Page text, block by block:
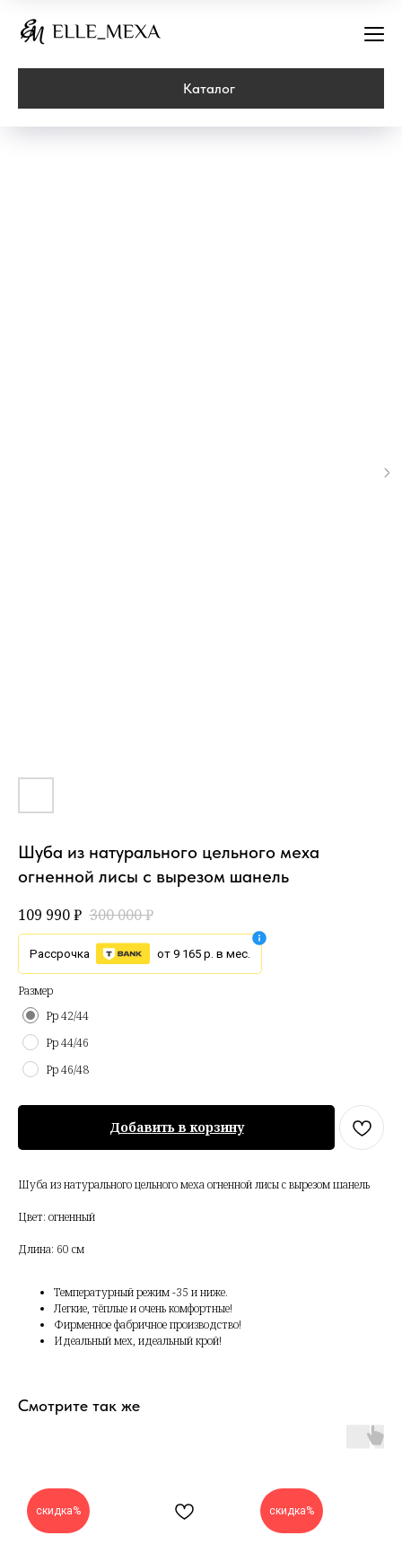
Каталог
Шуба из натурального цельного меха
огненной лисы с вырезом шанель
109 990₽ 300 000₽
Рассрочка от 9 165 р. в мес.
Размер
Рр 42/44
Рр 44/46
Рр 46/48
Добавить в корзину
Шуба из натурального цельного меха огненной лисы с вырезом шанель
Цвет: огненный
Длина: 60 см
Температурный режим -35 и ниже.
Легкие, тёплые и очень комфортные!
Фирменное фабричное производство!
Идеальный мех, идеальный крой!
Смотрите так же
скидка% скидка%